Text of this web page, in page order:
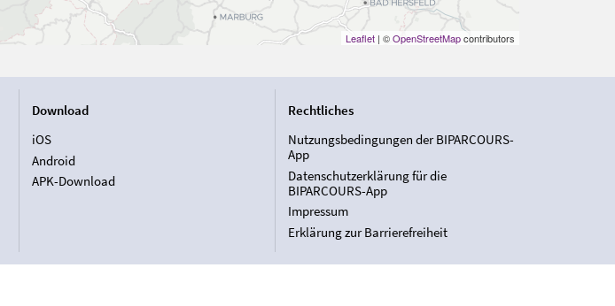
Leaflet| ©OpenStreetMapcontributors
Download
iOS
Android
APK-Download
Rechtliches
Nutzungsbedingungen der BIPARCOURS-
App
Datenschutzerklärung für die
BIPARCOURS-App
Impressum
Erklärung zur Barrierefreiheit